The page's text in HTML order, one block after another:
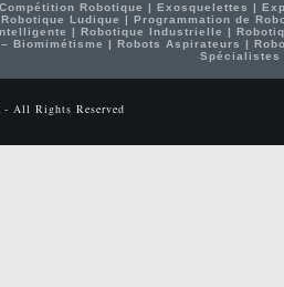
Compétition Robotique | Exosquelettes |
Ludique |Programmation de
| Robotique Industrielle |
Biomimétisme | Robots Aspirateurs |
Spécialistes
All Rights Reserved